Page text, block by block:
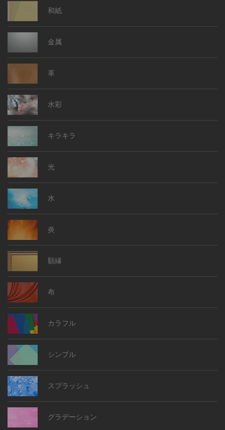
和紙
金属
革
水彩
キラキラ
光
水
炎
額縁
布
カラフル
シンプル
スプラッシュ
グラデーション